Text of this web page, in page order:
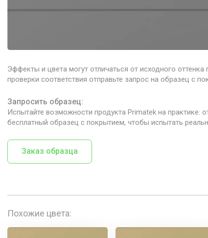
Эффекты и цвета могут отличаться от исходного
проверки соответствия отправьте запрос на образец с
Запросить образец:
Испытайте возможности продукта Primatek на практике:
бесплатный образец с покрытием, чтобы испытать
Заказ образца
Похожие цвета: